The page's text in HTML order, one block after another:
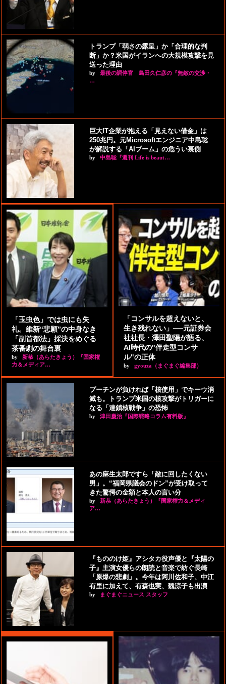
トランプ「弱さの露呈」か「合理的な判
断」か？米国がイランへの大規模攻撃を見
送った理由
by
最後の調停官 島田久仁彦の『無敵の交渉・
…
巨大IT企業が抱える「見えない借金」は
250兆円。元Microsoftエンジニア中島聡
が解説する「AIブーム」の危うい裏側
by 中島聡『週刊 Life is beaut…
「玉虫色」では虫にも失
礼。維新“悲願”の中身なき
「副首都法」採決をめぐる
茶番劇の舞台裏
by
新恭（あらたきょう）『国家権
力＆メディア…
「コンサルを超えないと、
生き残れない」──元証券会
社社長・澤田聖陽が語る、
AI時代の"伴走型コンサ
ル"の正体
by gyouza（まぐまぐ編集部）
プーチンが負ければ「核使用」でキーウ消
滅も。トランプ米国の核攻撃がトリガーに
なる「連鎖核戦争」の恐怖
by 津田慶治『国際戦略コラム有料版』
あの麻生太郎ですら「敵に回したくない
男」。“福岡県議会のドン”が受け取って
きた驚愕の金額と本人の言い分
by
新恭（あらたきょう）『国家権力＆メディ
ア…
『もののけ姫』アシタカ役声優と『太陽の
子』主演女優らの朗読と音楽で紡ぐ長崎
「原爆の悲劇」。今年は阿川佐和子、中江
有里に加えて、有森也実、魏涼子も出演
by まぐまぐニュース スタッフ